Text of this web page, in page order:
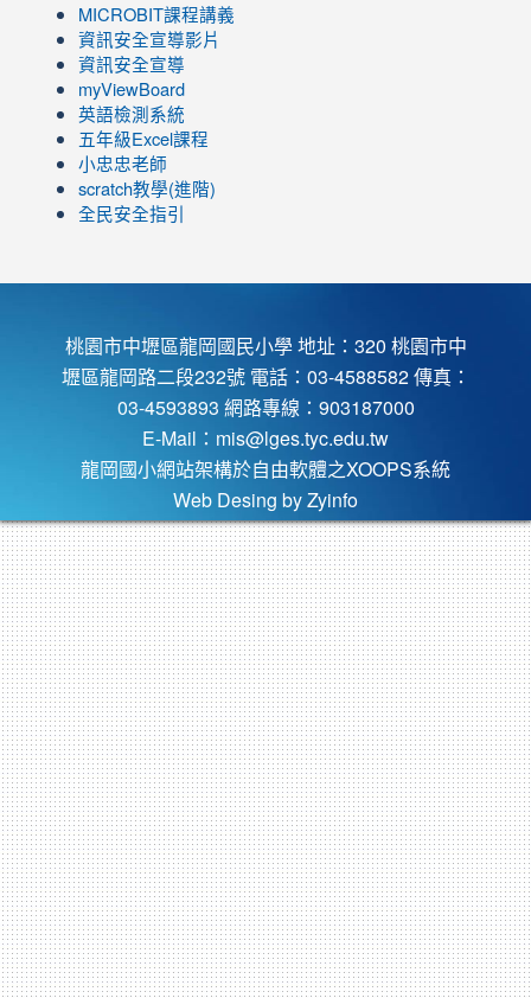
to
https://www.youtube.com/channel/UC8LghzcV5-
ZBGmXwlbUndNA/videos?
view=0&sort=dd&shelf_id=0
link
to
https://www.youtube.com/channel/UC8LghzcV5-
ZBGmXwlbUndNA/videos?
view=0&sort=dd&shelf_id=0
MICROBIT課程講義
資訊安全宣導影片
資訊安全宣導
myViewBoard
英語檢測系統
五年級Excel課程
小忠忠老師
scratch教學(進階)
全民安全指引
桃園市中壢區龍岡國民小學 地址：320 桃園市中
壢區龍岡路二段232號 電話：03-4588582 傳真：
03-4593893 網路專線：903187000
E-Mail： mis@lges.tyc.edu.tw
龍岡國小網站架構於自由軟體之XOOPS系統
Web Desing by Zyinfo